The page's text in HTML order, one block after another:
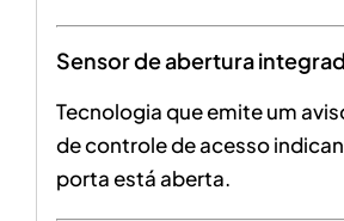
Sensor de abertura
Tecnologia que emite um
de controle de acesso
porta está aberta.